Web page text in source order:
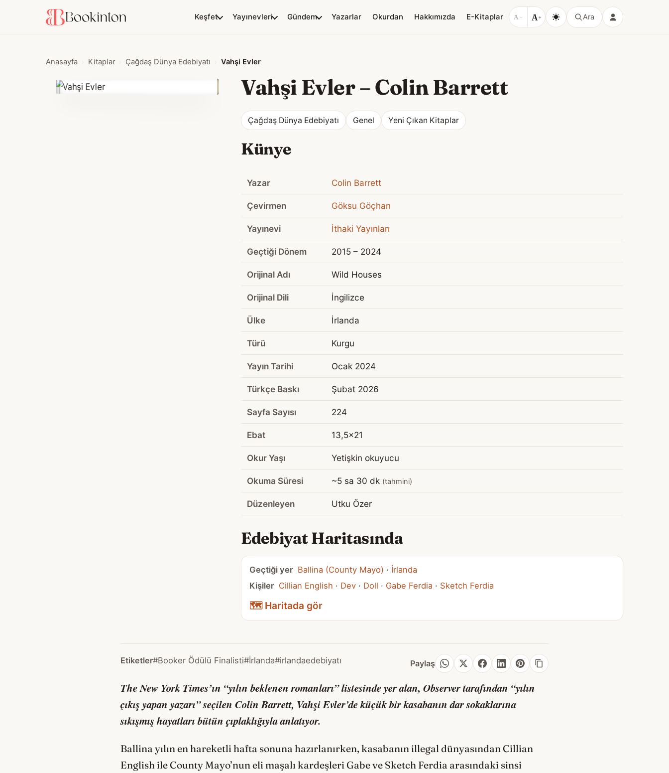
Keşfet Yayınevleri Gündem Yazarlar Okurdan Hakkımızda E-Kitaplar A − A+ Ara
Anasayfa Kitaplar Çağdaş Dünya Edebiyatı Vahşi Evler
Vahşi Evler–Colin Barrett
Çağdaş Dünya Edebiyatı Genel Yeni Çıkan Kitaplar
Künye
Yazar Colin Barrett
Çevirmen Göksu Göçhan
Yayınevi İthaki Yayınları
Geçtiği Dönem 2015 – 2024
Orijinal Adı Wild Houses
Orijinal Dili İngilizce
Ülke İrlanda
Türü Kurgu
Yayın Tarihi Ocak 2024
Türkçe Baskı Şubat 2026
Sayfa Sayısı 224
Ebat 13,5x21
Okur Yaşı Yetişkin okuyucu
Okuma Süresi ~5 sa 30 dk (tahmini)
Düzenleyen Utku Özer
Edebiyat Haritasında
Geçtiği yer Ballina (County Mayo) · İrlanda
Kişiler Cillian English · Dev · Doll · Gabe Ferdia · Sketch Ferdia
🗺️ Haritada gör
Etiketler#Booker Ödülü Finalisti#İrlanda#irlandaedebiyatı Paylaş
The New York Times’ın “yılın beklenen romanları” listesinde yer alan, Observer tarafından “yılın
çıkış yapan yazarı” seçilen Colin Barrett, Vahşi Evler’de küçük bir kasabanın dar sokaklarına
sıkışmış hayatları bütün çıplaklığıyla anlatıyor.
Ballina yılın en hareketli hafta sonuna hazırlanırken, kasabanın illegal dünyasından Cillian
English ile County Mayo’nun eli maşalı kardeşleri Gabe ve Sketch Ferdia arasındaki sinsi